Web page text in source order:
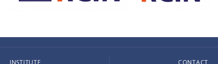
INSTITUTE CONTACT